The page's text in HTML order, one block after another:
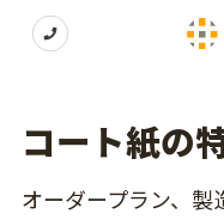
コート紙の
オーダープラン、